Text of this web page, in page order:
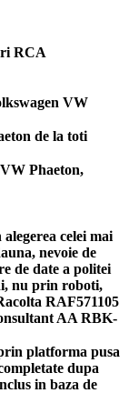
RCA
VW
de la toti
Phaeton,
celei mai
nevoie de
de date a politei
nu prin roboti,
RAF571105
AA RBK-
platforma pusa
dupa
in baza de